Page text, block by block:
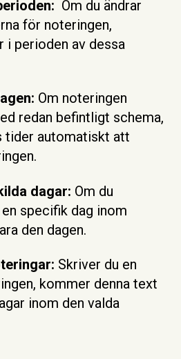
Om du ändrar
för noteringen,
i perioden av dessa
Om noteringen
redan befintligt schema,
tider automatiskt att
dagar: Om du
specifik dag inom
den dagen.
Skriver du en
kommer denna text
inom den valda